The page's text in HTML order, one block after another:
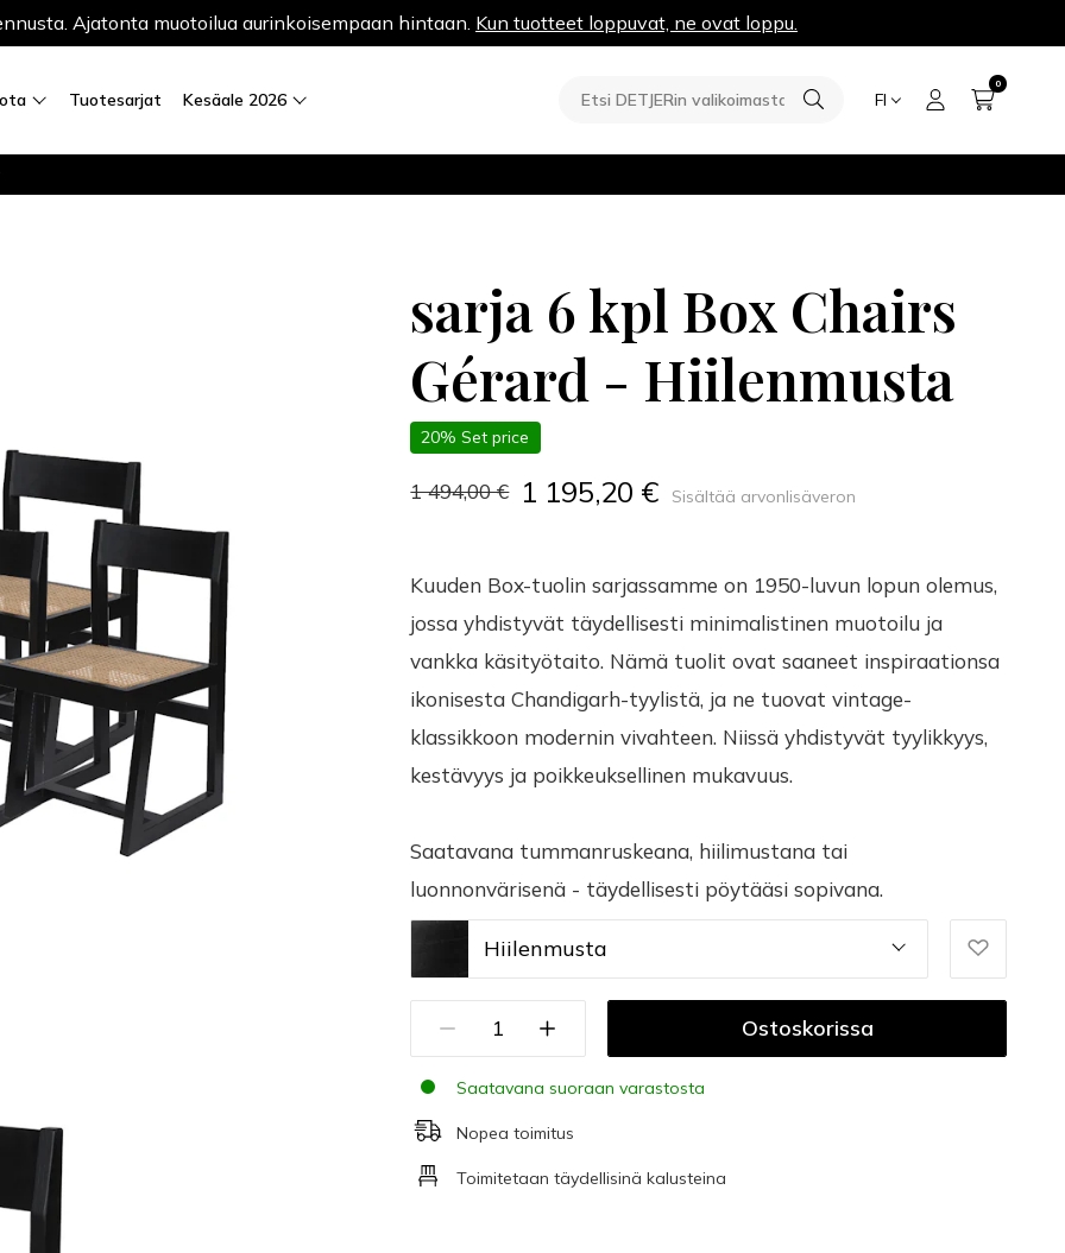
Ajatonta muotoilua aurinkoisempaan hintaan. Kun tuotteet loppuvat, ne ovat loppu.
Tuotesarjat Kesäale 2026 FI
0
sarja 6 kpl Box Chairs
Gérard - Hiilenmusta
20% Set price
1 494,00 € 1 195,20 € Sisältää arvonlisäveron
Kuuden Box-tuolin sarjassamme on 1950-luvun lopun olemus,
jossa yhdistyvät täydellisesti minimalistinen muotoilu ja
vankka käsityötaito. Nämä tuolit ovat saaneet inspiraationsa
ikonisesta Chandigarh-tyylistä, ja ne tuovat vintage-
klassikkoon modernin vivahteen. Niissä yhdistyvät tyylikkyys,
kestävyys ja poikkeuksellinen mukavuus.
Saatavana tummanruskeana, hiilimustana tai
luonnonvärisenä - täydellisesti pöytääsi sopivana.
Hiilenmusta
Ostoskorissa
Saatavana suoraan varastosta
Nopea toimitus
Toimitetaan täydellisinä kalusteina